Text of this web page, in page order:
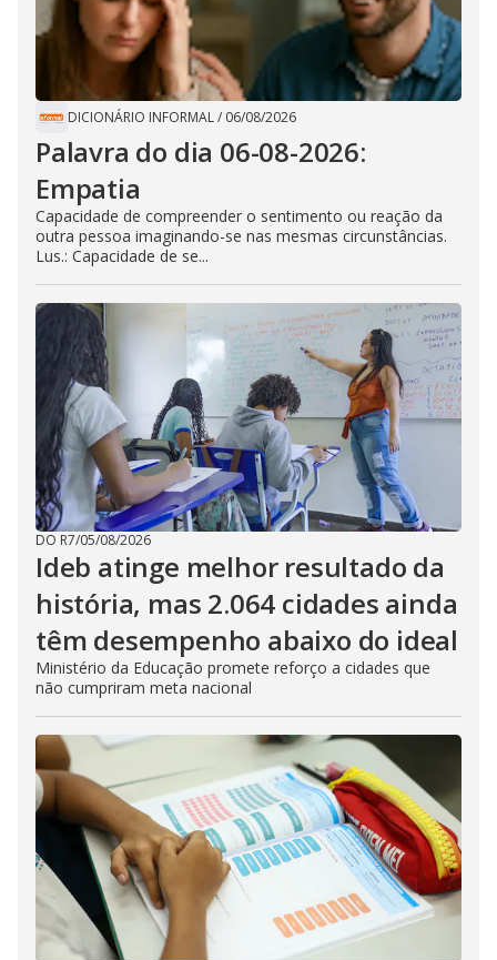
DICIONÁRIO INFORMAL/ 06/08/2026
Palavra do dia 06-08-2026:
Empatia
Capacidade de compreender o sentimento ou reação da
outra pessoa imaginando-se nas mesmas circunstâncias.
Lus.: Capacidade de se...
DO R7/05/08/2026
Ideb atinge melhor resultado da
história, mas 2.064 cidades ainda
têm desempenho abaixo do ideal
Ministério da Educação promete reforço a cidades que
não cumpriram meta nacional